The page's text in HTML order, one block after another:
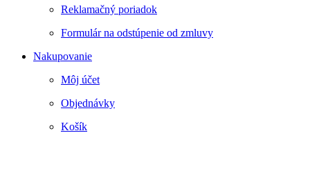
Reklamačný poriadok
Formulár na odstúpenie od zmluvy
Nakupovanie
Môj účet
Objednávky
Košík